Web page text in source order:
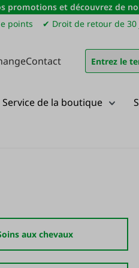
promotions et découvrez de
points ✔ Droit de retour de 30
Contact
Service de la boutique
aux chevaux